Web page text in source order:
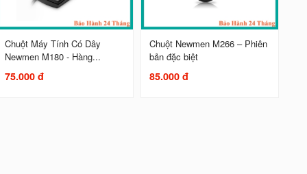
Chuột Máy Tính Có Dây
Newmen M180 - Hàng...
75.000 đ
Chuột Newmen M266 – Phiên
bản đặc biệt
85.000 đ